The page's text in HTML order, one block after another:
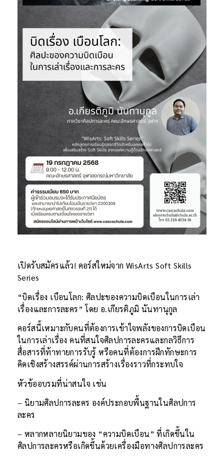
เปิดรับสมัครแล้ว! คอร์สใหม่จาก WisArts Soft Skills
Series
“บิดเรื่อง เบือนโลก: ศิลปะของความบิดเบือนในการเล่า
เรื่องและการละคร” โดย อ.เกียรติภูมิ นันทานุกูล
คอร์สนี้เหมาะกับคนที่ต้องการเข้าใจพลังของการบิดเบือน
ในการเล่าเรื่อง คนที่สนใจศิลปการละครและกลวิธีการ
สื่อสารที่ท้าทายการรับรู้ หรือคนที่ต้องการฝึกทักษะการ
คิดเชิงสร้างสรรค์ผ่านการสร้างเรื่องราวที่กระทบใจ
หัวข้ออบรมที่น่าสนใจ เช่น
– นิยามศิลปการละคร องค์ประกอบพื้นฐานในศิลปการ
ละคร
– หลากหลายนิยามของ “ความบิดเบือน” ที่เกิดขึ้นใน
ศิลปการละครหรือเกิดขึ้นด้วยเครื่องมือทางศิลปการละคร